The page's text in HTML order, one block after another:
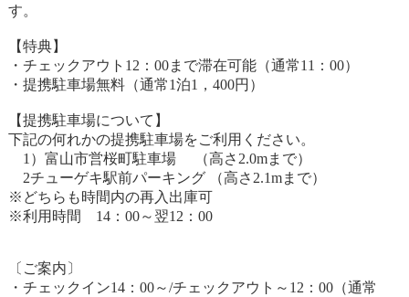
す。
【特典】
・チェックアウト12：00まで滞在可能（通常11：00）
・提携駐車場無料（通常1泊1，400円）
【提携駐車場について】
下記の何れかの提携駐車場をご利用ください。
1）富山市営桜町駐車場 （高さ2.0mまで）
2チューゲキ駅前パーキング （高さ2.1mまで）
※どちらも時間内の再入出庫可
※利用時間 14：00～翌12：00
〔ご案内〕
・チェックイン14：00～/チェックアウト～12：00（通常